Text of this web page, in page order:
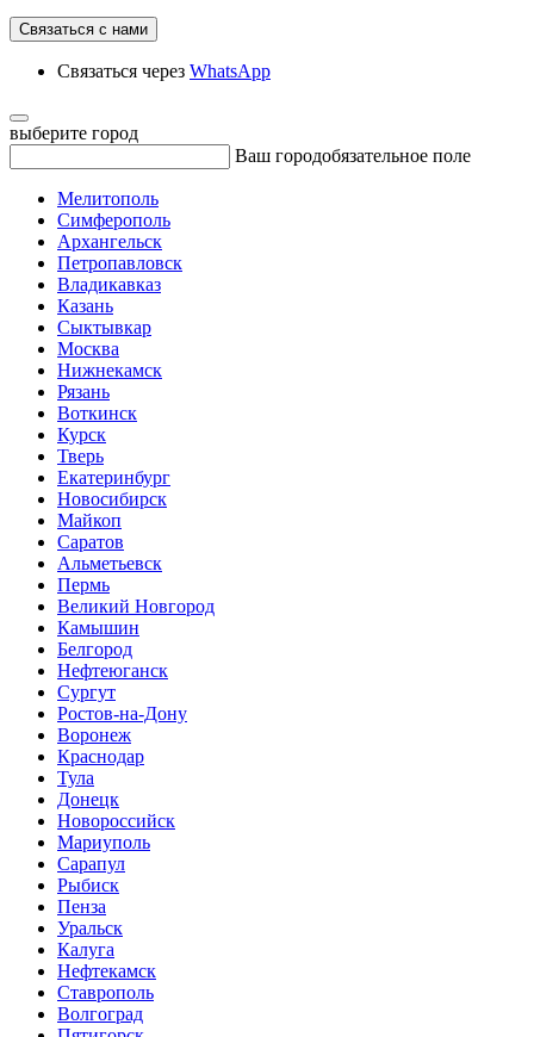
Связаться с нами
Связаться через WhatsApp
выберите город
Ваш городобязательное поле
Мелитополь
Симферополь
Архангельск
Петропавловск
Владикавказ
Казань
Сыктывкар
Москва
Нижнекамск
Рязань
Воткинск
Курск
Тверь
Екатеринбург
Новосибирск
Майкоп
Саратов
Альметьевск
Пермь
Великий Новгород
Камышин
Белгород
Нефтеюганск
Сургут
Ростов-на-Дону
Воронеж
Краснодар
Тула
Донецк
Новороссийск
Мариуполь
Сарапул
Рыбиск
Пенза
Уральск
Калуга
Нефтекамск
Ставрополь
Волгоград